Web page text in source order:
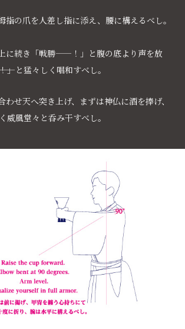
指の爪を人差し指に添え、腰に構えるべし。
に続き「戦勝——！」と腹の底より声を放
」と猛々しく唱和すべし。
わせ天へ突き上げ、まずは神仏に酒を捧げ、
威風堂々と呑み干すべし。